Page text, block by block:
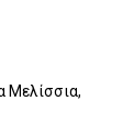
Μελίσσια,